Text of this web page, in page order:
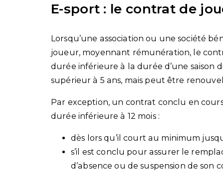
E-sport : le contrat de
Lorsqu’une association ou une société
joueur, moyennant rémunération, le
durée inférieure à la durée d’une saison
supérieur à 5 ans, mais peut être
Par exception, un contrat conclu en
durée inférieure à 12 mois :
dès lors qu’il court au minimum
s’il est conclu pour assurer le
d’absence ou de suspension de son